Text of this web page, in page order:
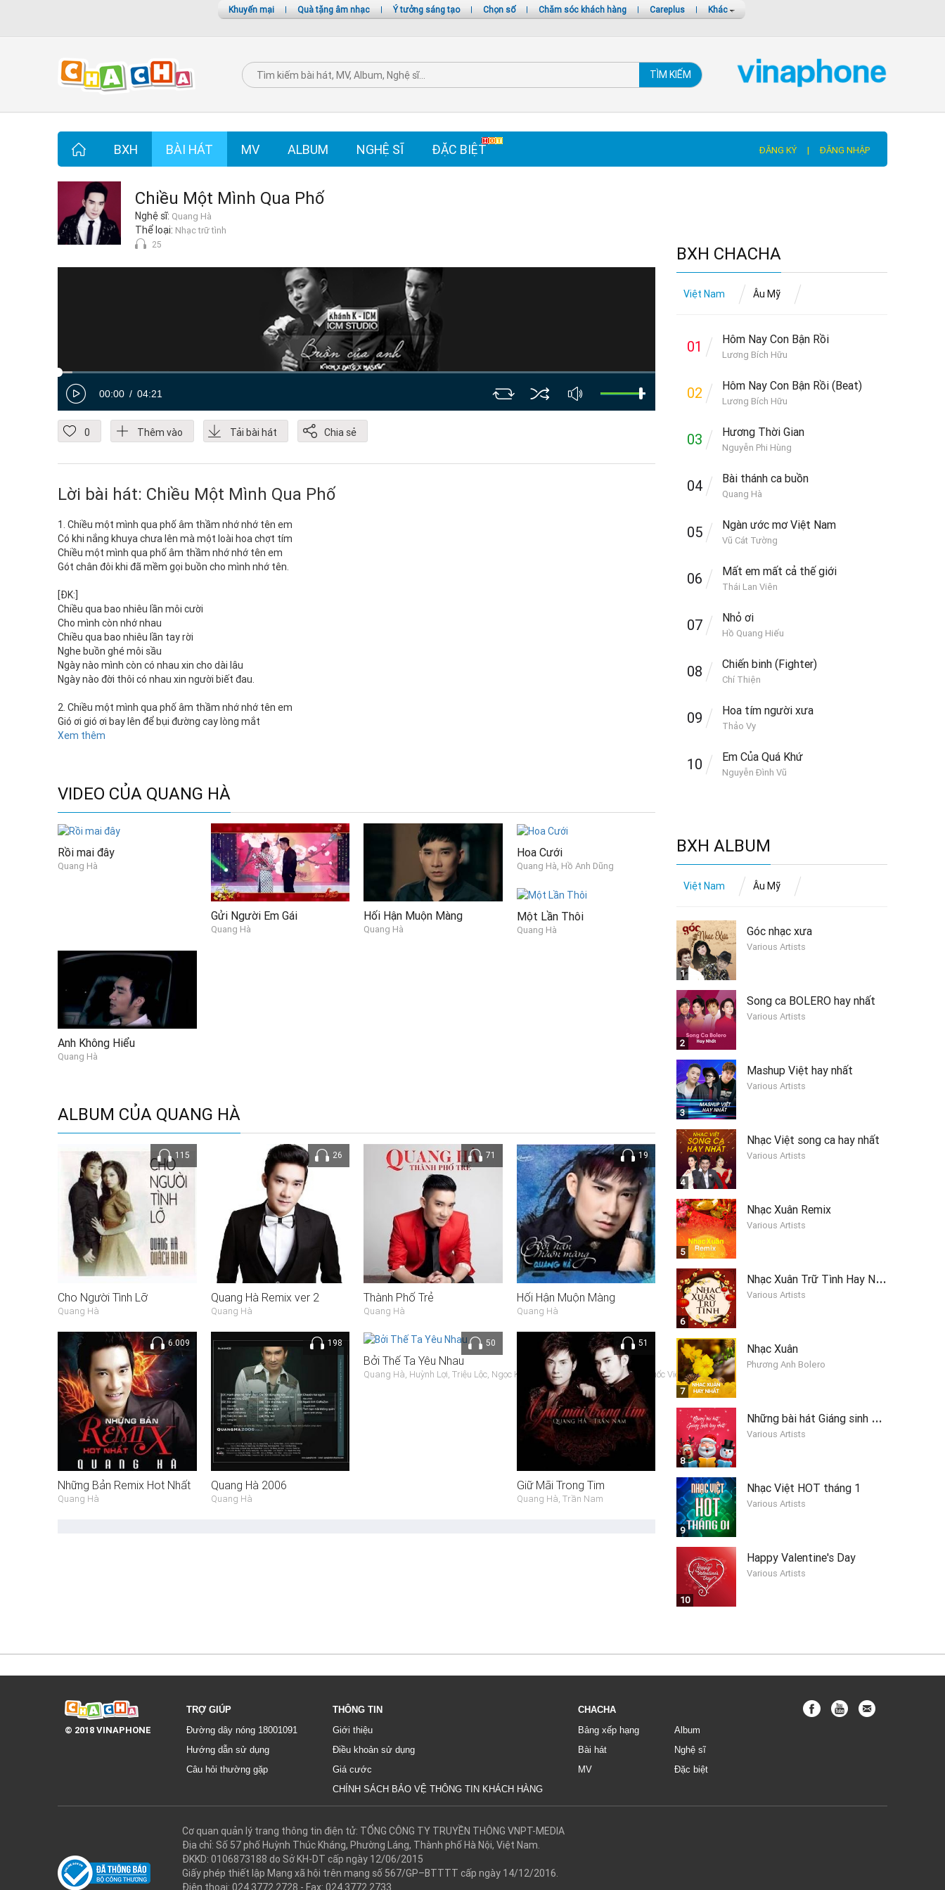
Khuyến mại | Quà tặng âm nhạc | Ý tưởng sáng tạo | Chọn số | Chăm sóc khách hàng | Careplus | Khác
TÌM KIẾM
BXH BÀI HÁT MV ALBUM NGHỆ SĨ ĐẶC BIỆT ĐĂNG KÝ | ĐĂNG NHẬP
Chiều Một Mình Qua Phố
Nghệ sĩ: Quang Hà
Thể loại: Nhạc trữ tình
25
00:00 04:21
0 Thêm vào Tải bài hát Chia sẻ
Lời bài hát: Chiều Một Mình Qua Phố
1. Chiều một mình qua phố âm thầm nhớ nhớ tên em
Có khi nắng khuya chưa lên mà một loài hoa chợt tím
Chiều một mình qua phố âm thầm nhớ nhớ tên em
Gót chân đôi khi đã mềm gọi buồn cho mình nhớ tên.
[ĐK:]
Chiều qua bao nhiêu lần môi cười
Cho mình còn nhớ nhau
Chiều qua bao nhiêu lần tay rời
Nghe buồn ghé môi sầu
Ngày nào mình còn có nhau xin cho dài lâu
Ngày nào đời thôi có nhau xin người biết đau.
2. Chiều một mình qua phố âm thầm nhớ nhớ tên em
Gió ơi gió ơi bay lên để bụi đường cay lòng mắt
Chiều một mình qua phố âm thầm nhớ nhớ tên em
Bước chân nghe quen cũng buồn lạy trời xin còn tuổi xanh
Còn một mình trên phố âm thầm nhớ nhớ tên em
Xem thêm
VIDEO CỦA QUANG HÀ
Rồi mai đây
Quang Hà
Gửi Người Em Gái
Quang Hà
Hối Hận Muộn Màng
Quang Hà
Hoa Cưới
Quang Hà, Hồ Anh Dũng
Một Lần Thôi
Quang Hà
Anh Không Hiểu
Quang Hà
ALBUM CỦA QUANG HÀ
115
Cho Người Tình Lỡ
Quang Hà
26
Quang Hà Remix ver 2
Quang Hà
71
Thành Phố Trẻ
Quang Hà
19
Hối Hận Muộn Màng
Quang Hà
6.009
Những Bản Remix Hot Nhất
Quang Hà
198
Quang Hà 2006
Quang Hà
50
Bởi Thế Ta Yêu Nhau
Quang Hà, Huỳnh Lợi, Triệu Lộc, Ngọc Ký, Ngọc Anh Idol, Kim Ngân - Vũ Quốc Việt
51
Giữ Mãi Trong Tim
Quang Hà, Trần Nam
BXH CHACHA
Việt Nam Âu Mỹ
01 Hôm Nay Con Bận Rồi
Lương Bích Hữu
02 Hôm Nay Con Bận Rồi (Beat)
Lương Bích Hữu
03 Hương Thời Gian
Nguyễn Phi Hùng
04 Bài thánh ca buồn
Quang Hà
05 Ngàn ước mơ Việt Nam
Vũ Cát Tường
06 Mất em mất cả thế giới
Thái Lan Viên
07 Nhỏ ơi
Hồ Quang Hiếu
08 Chiến binh (Fighter)
Chí Thiện
09 Hoa tím người xưa
Thảo Vy
10 Em Của Quá Khứ
Nguyễn Đình Vũ
BXH ALBUM
Việt Nam Âu Mỹ
1
Góc nhạc xưa
Various Artists
2
Song ca BOLERO hay nhất
Various Artists
3
Mashup Việt hay nhất
Various Artists
4
Nhạc Việt song ca hay nhất
Various Artists
5
Nhạc Xuân Remix
Various Artists
6
N
hạc Xuân Trữ Tình Hay Nhất
Various Artists
7
Nhạc Xuân
Phương Anh Bolero
8
N
hững bài hát Giáng sinh hay nhất 2019
Various Artists
9
Nhạc Việt HOT tháng 1
Various Artists
10
Happy Valentine's Day
Various Artists
© 2018 VINAPHONE
TRỢ GIÚP
Đường dây nóng 18001091
Hướng dẫn sử dụng
Câu hỏi thường gặp
THÔNG TIN
Giới thiệu
Điều khoản sử dụng
Giá cước
CHÍNH SÁCH BẢO VỆ THÔNG TIN KHÁCH HÀNG
CHACHA
Bảng xếp hạng
Bài hát
MV
Album
Nghệ sĩ
Đặc biệt
Cơ quan quản lý trang thông tin điện tử: TỔNG CÔNG TY TRUYỀN THÔNG VNPT-MEDIA
Địa chỉ: Số 57 phố Huỳnh Thúc Kháng, Phường Láng, Thành phố Hà Nội, Việt Nam.
ĐKKD: 0106873188 do Sở KH-DT cấp ngày 12/06/2015
Giấy phép thiết lập Mạng xã hội trên mạng số 567/GP–BTTTT cấp ngày 14/12/2016.
Điện thoại: 024.3772.2728 - Fax: 024.3772.2733